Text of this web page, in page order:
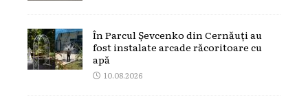
În Parcul Șevcenko din Cernăuți au
fost instalate arcade răcoritoare cu
apă
10.08.2026